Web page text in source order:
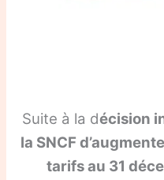
Suite à la décision
la SNCF
tarifs au 31